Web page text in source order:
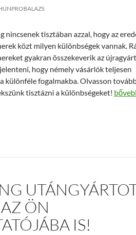
nincsenek tisztában azzal, hogy az
közt milyen különbségek vannak.
gyakran összekeverik az
hogy némely vásárlók teljesen
különféle fogalmakba. Olvasson
tisztázni a különbségeket! Az
ÖN
IS!